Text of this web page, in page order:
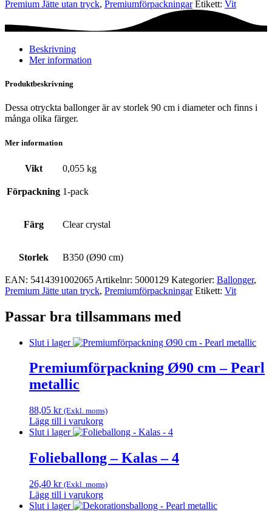
Clear
mängd
Premium Jätte utan tryck, Premium­förpackningar Etikett: Vit
Beskrivning
Mer information
Produktbeskrivning
Dessa otryckta ballonger är av storlek 90 cm i diameter och finns i
många olika färger.
Mer information
Vikt 0,055 kg
Förpackning 1-pack
Färg Clear crystal
Storlek B350 (Ø90 cm)
EAN: 5414391002065 Artikelnr: 5000129 Kategorier: Ballonger,
Premium Jätte utan tryck, Premium­förpackningar Etikett: Vit
Passar bra tillsammans med
Slut i lager
Premiumförpackning Ø90 cm – Pearl
metallic
88,05 kr (Exkl. moms)
Lägg till i varukorg
Slut i lager
Folieballong – Kalas – 4
26,40 kr (Exkl. moms)
Lägg till i varukorg
Slut i lager